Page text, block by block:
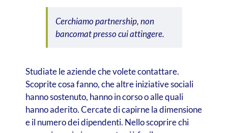
Cerchiamo partnership, non
bancomat presso cui attingere.
Studiate le aziende che volete contattare.
Scoprite cosa fanno, che altre iniziative sociali
hanno sostenuto, hanno in corso o alle quali
hanno aderito. Cercate di capirne la dimensione
e il numero dei dipendenti. Nello scoprire chi